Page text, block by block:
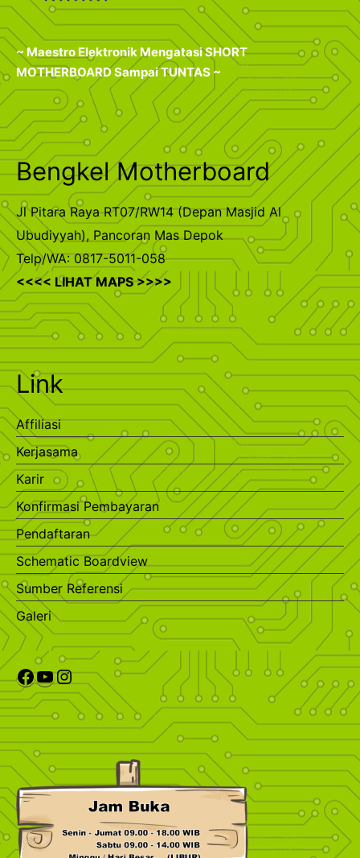
~ Maestro Elektronik Mengatasi SHORT
MOTHERBOARD Sampai TUNTAS ~
Bengkel Motherboard
Jl Pitara Raya RT07/RW14 (Depan Masjid Al
Ubudiyyah), Pancoran Mas Depok
Telp/WA: 0817-5011-058
<<<< LIHAT MAPS >>>>
Link
Affiliasi
Kerjasama
Karir
Konfirmasi Pembayaran
Pendaftaran
Schematic Boardview
Sumber Referensi
Galeri